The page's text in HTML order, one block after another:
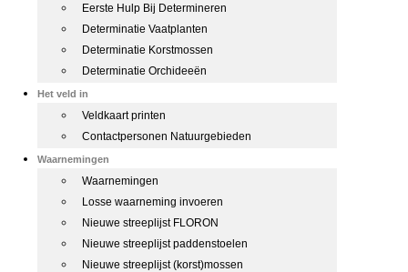
Eerste Hulp Bij Determineren
Determinatie Vaatplanten
Determinatie Korstmossen
Determinatie Orchideeën
Het veld in
Veldkaart printen
Contactpersonen Natuurgebieden
Waarnemingen
Waarnemingen
Losse waarneming invoeren
Nieuwe streeplijst FLORON
Nieuwe streeplijst paddenstoelen
Nieuwe streeplijst (korst)mossen